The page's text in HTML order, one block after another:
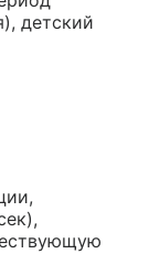
детский